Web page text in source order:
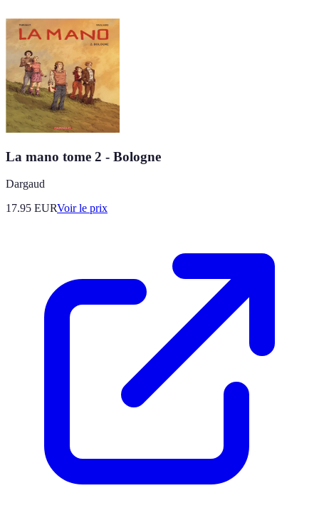
La mano tome 2 - Bologne
Dargaud
17.95 EURVoir le prix